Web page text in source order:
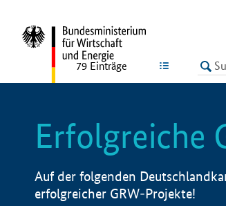
LISTE
79 Einträge
Erfolgreiche
Auf der folgenden
erfolgreicher GRW-Projekte!